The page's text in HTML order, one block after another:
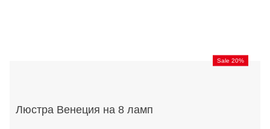
Sale 20%
Люстра Венеция на 8 ламп